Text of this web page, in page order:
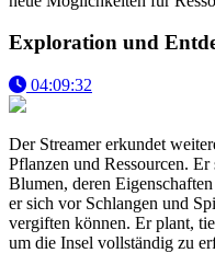
Exploration und
04:09:32
Der Streamer erkundet
Pflanzen und Ressourcen.
Blumen, deren
er sich vor Schlangen und
vergiften können. Er plant,
um die Insel vollständig zu